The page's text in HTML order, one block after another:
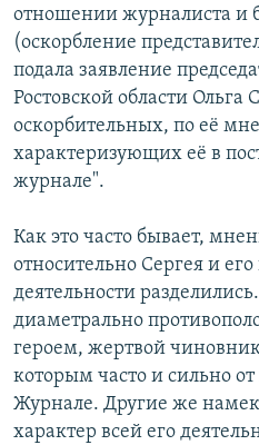
отношении журналиста и
(оскорбление
подала заявление
Ростовской области Ольга
оскорбительных, по её
характеризующих её в
журнале".
Как это часто бывает,
относительно Сергея и
деятельности
диаметрально
героем, жертвой
которым часто и сильно
Журнале. Другие же
характер всей его